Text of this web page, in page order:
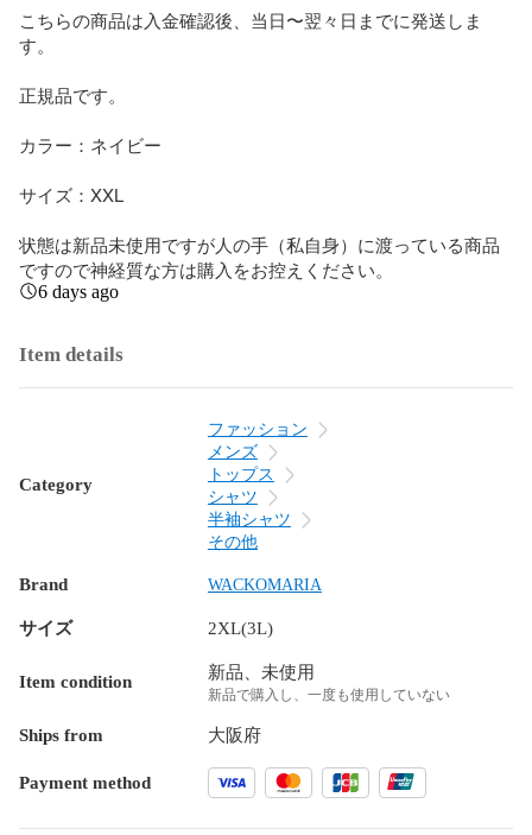
こちらの商品は入金確認後、当日〜翌々日までに発送しま
す。
正規品です。
カラー：ネイビー
サイズ：XXL
状態は新品未使用ですが人の手（私自身）に渡っている商品
ですので神経質な方は購入をお控えください。
6 days ago
Item details
Category
ファッション
メンズ
トップス
シャツ
半袖シャツ
その他
Brand WACKOMARIA
サイズ 2XL(3L)
Item condition 新品、未使用
新品で購入し、一度も使用していない
Ships from 大阪府
Payment method